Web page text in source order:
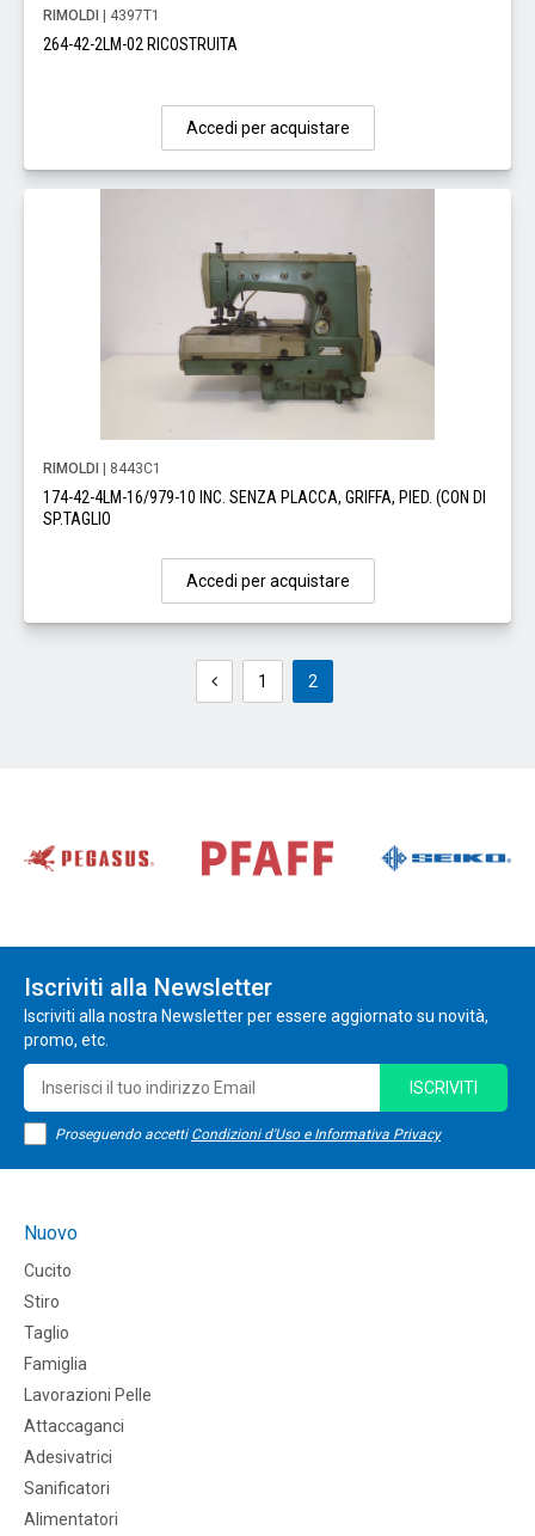
RIMOLDI | 4397T1
264-42-2LM-02 RICOSTRUITA
Accedi per acquistare
RIMOLDI | 8443C1
174-42-4LM-16/979-10 INC. SENZA PLACCA, GRIFFA, PIED. (CON DI
SP.TAGLIO
Accedi per acquistare
1 2
Iscriviti alla Newsletter
Iscriviti alla nostra Newsletter per essere aggiornato su novità,
promo, etc.
Proseguendo accetti Condizioni d'Uso e Informativa Privacy
ISCRIVITI
Nuovo
Cucito
Stiro
Taglio
Famiglia
Lavorazioni Pelle
Attaccaganci
Adesivatrici
Sanificatori
Alimentatori